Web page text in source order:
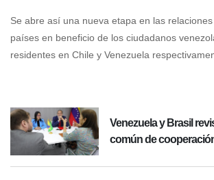
Se abre así una nueva etapa en las
países en beneficio de los ciudadanos
residentes en Chile y Venezuela
Venezuela y Brasil
común de